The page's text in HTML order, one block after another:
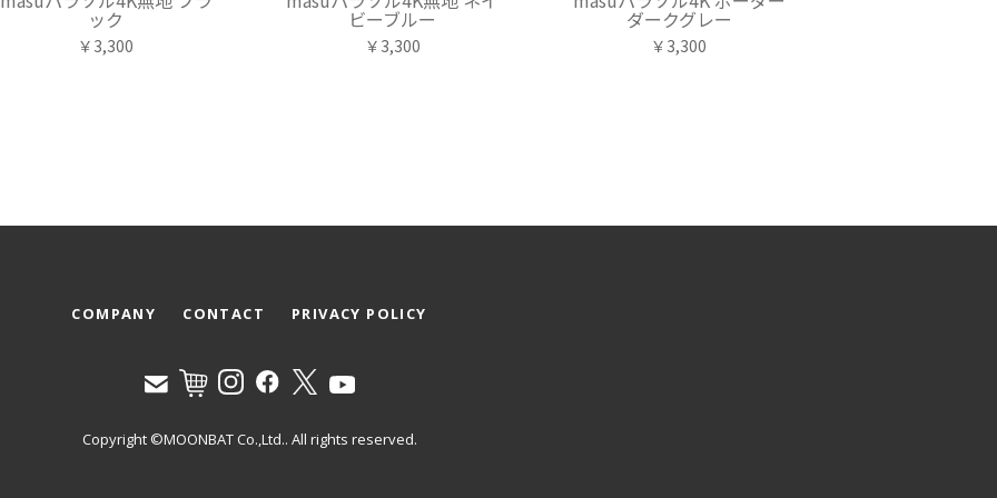
ック
￥3,300
ビーブルー
￥3,300
ダークグレー
￥3,300
COMPANY CONTACT PRIVACY POLICY
Copyright ©MOONBAT Co.,Ltd.. All rights reserved.